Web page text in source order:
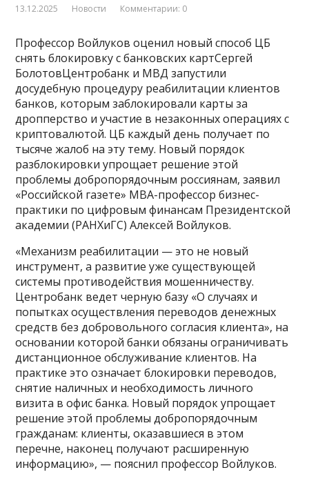
13.12.2025 Новости Комментарии: 0
Профессор Войлуков оценил новый способ ЦБ
снять блокировку с банковских картСергей
БолотовЦентробанк и МВД запустили
досудебную процедуру реабилитации клиентов
банков, которым заблокировали карты за
дропперство и участие в незаконных операциях с
криптовалютой. ЦБ каждый день получает по
тысяче жалоб на эту тему. Новый порядок
разблокировки упрощает решение этой
проблемы добропорядочным россиянам, заявил
«Российской газете» МВА-профессор бизнес-
практики по цифровым финансам Президентской
академии (РАНХиГС) Алексей Войлуков.
«Механизм реабилитации — это не новый
инструмент, а развитие уже существующей
системы противодействия мошенничеству.
Центробанк ведет черную базу «О случаях и
попытках осуществления переводов денежных
средств без добровольного согласия клиента», на
основании которой банки обязаны ограничивать
дистанционное обслуживание клиентов. На
практике это означает блокировки переводов,
снятие наличных и необходимость личного
визита в офис банка. Новый порядок упрощает
решение этой проблемы добропорядочным
гражданам: клиенты, оказавшиеся в этом
перечне, наконец получают расширенную
информацию», — пояснил профессор Войлуков.